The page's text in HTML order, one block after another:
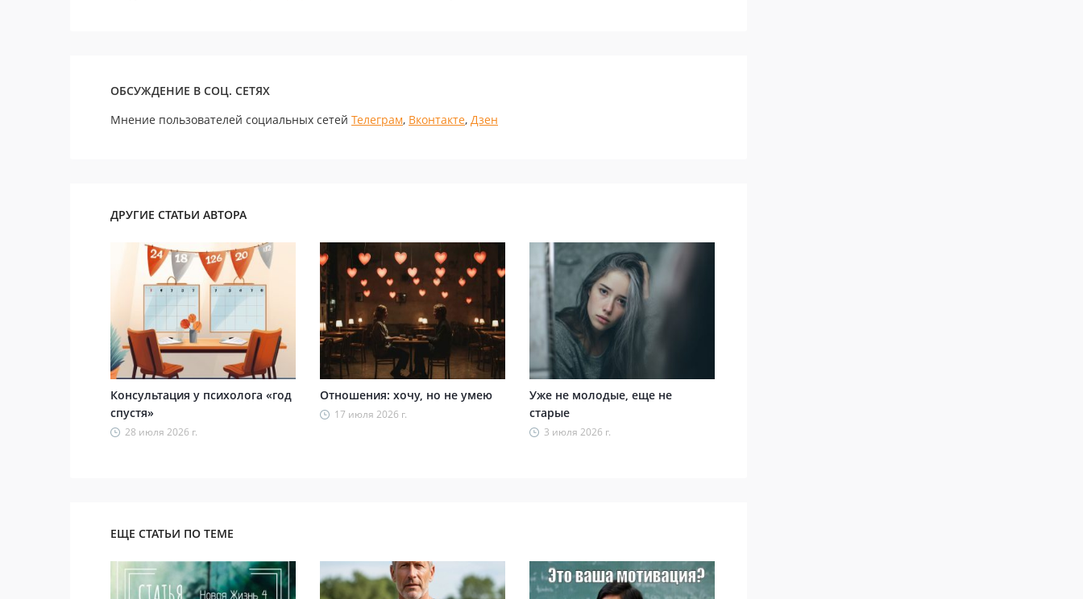
ОБСУЖДЕНИЕ В СОЦ. СЕТЯХ
Мнение пользователей социальных сетей Телеграм, Вконтакте, Дзен
ДРУГИЕ СТАТЬИ АВТОРА
Консультация у психолога «год
спустя»
28 июля 2026 г.
Отношения: хочу, но не умею
17 июля 2026 г.
Уже не молодые, еще не
старые
3 июля 2026 г.
ЕЩЕ СТАТЬИ ПО ТЕМЕ